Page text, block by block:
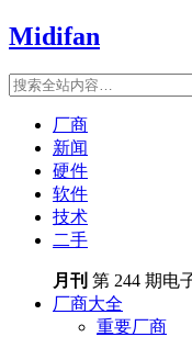
Midifan
厂商
新闻
硬件
软件
技术
二手
月刊 第 244 期电
厂商大全
重要厂商